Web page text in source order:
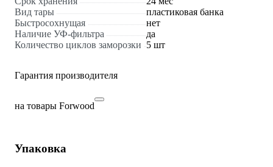
Вид тары
пластиковая банка
Быстросохнущая
нет
Наличие УФ-фильтра
да
Количество циклов заморозки 5 шт
Гарантия производителя
на товары Forwood
Упаковка